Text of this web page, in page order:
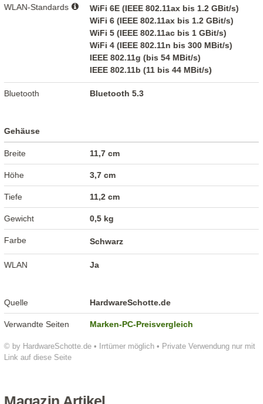
© by HardwareSchotte.de • Irrtümer möglich • Private Verwendung nur mit
Link auf diese Seite
WLAN-Standards
WiFi 6E (IEEE 802.11ax bis 1.2 GBit/s)
WiFi 6 (IEEE 802.11ax bis 1.2 GBit/s)
WiFi 5 (IEEE 802.11ac bis 1 GBit/s)
WiFi 4 (IEEE 802.11n bis 300 MBit/s)
IEEE 802.11g (bis 54 MBit/s)
IEEE 802.11b (11 bis 44 MBit/s)
Bluetooth Bluetooth 5.3
Gehäuse
Breite 11,7 cm
Höhe 3,7 cm
Tiefe 11,2 cm
Gewicht 0,5 kg
Farbe Schwarz
WLAN Ja
Quelle HardwareSchotte.de
Verwandte Seiten Marken-PC-Preisvergleich